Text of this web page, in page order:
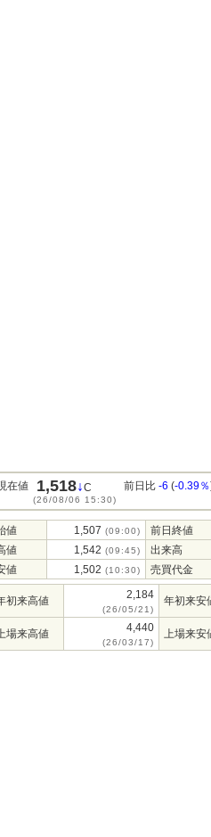
在値 1,518↓C
(26/08/06 15:30)
前日比 -6 (-0.39％
値 1,507 (09:00)
前日終値
値
1,542 (09:45)
出来高
値
1,502 (10:30) 売買代金
初来高値 2,184
(26/05/21)
年初来安
場来高値 4,440
(26/03/17)
上場来安